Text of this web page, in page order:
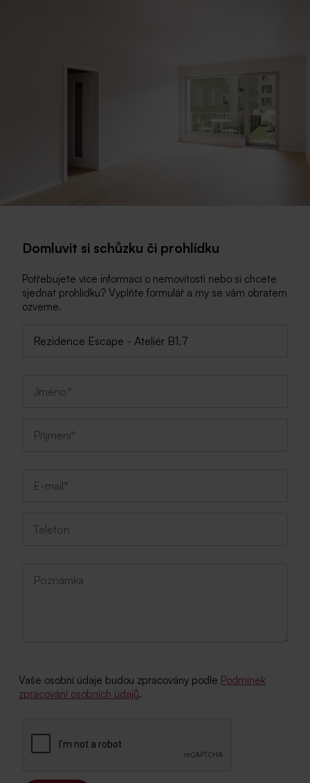
Domluvit si schůzku či prohlídku
Potřebujete více informací o nemovitosti nebo si chcete
sjednat prohlídku? Vyplňte formulář a my se vám obratem
ozveme.
Vaše osobní údaje budou zpracovány podle Podmínek
zpracování osobních údajů.